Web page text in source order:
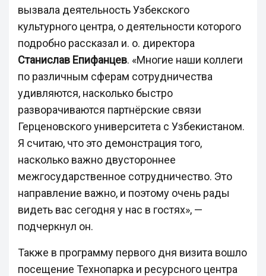
вызвала деятельность Узбекского
культурного центра, о деятельности которого
подробно рассказал и. о. директора
Станислав Епифанцев. «Многие наши коллеги
по различным сферам сотрудничества
удивляются, насколько быстро
разворачиваются партнёрские связи
Герценовского университета с Узбекистаном.
Я считаю, что это демонстрация того,
насколько важно двустороннее
межгосударственное сотрудничество. Это
направление важно, и поэтому очень рады
видеть вас сегодня у нас в гостях», —
подчеркнул он.
Также в программу первого дня визита вошло
посещение Технопарка и ресурсного центра